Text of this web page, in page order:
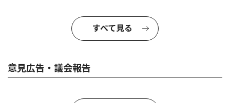
すべて見る
意見広告・議会報告